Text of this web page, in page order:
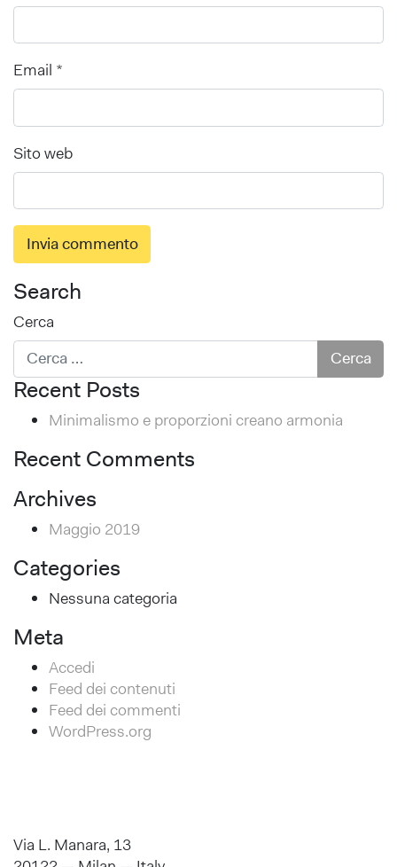
Email *
Sito web
Search
Cerca
Recent Posts
Minimalismo e proporzioni creano armonia
Recent Comments
Archives
Maggio 2019
Categories
Nessuna categoria
Meta
Accedi
Feed dei contenuti
Feed dei commenti
WordPress.org
Via L. Manara, 13